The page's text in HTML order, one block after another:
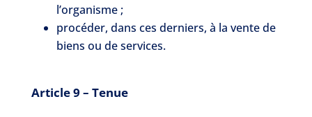
l’organisme ;
procéder, dans ces derniers, à la vente de
biens ou de services.
Article 9 – Tenue